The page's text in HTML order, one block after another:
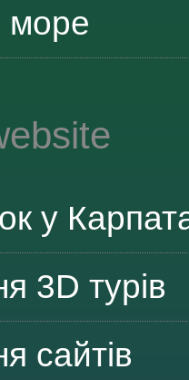
море
у
3D турів
сайтів